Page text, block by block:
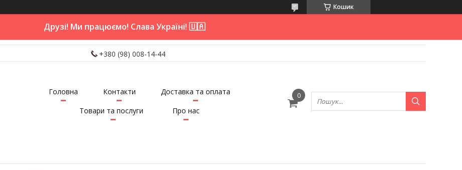
Кошик
Друзі! Ми працюємо! Слава Україні! 🇺🇦
+380 (98) 008-14-44
Головна Контакти
Доставка та оплата
Товари та послуги
Про нас